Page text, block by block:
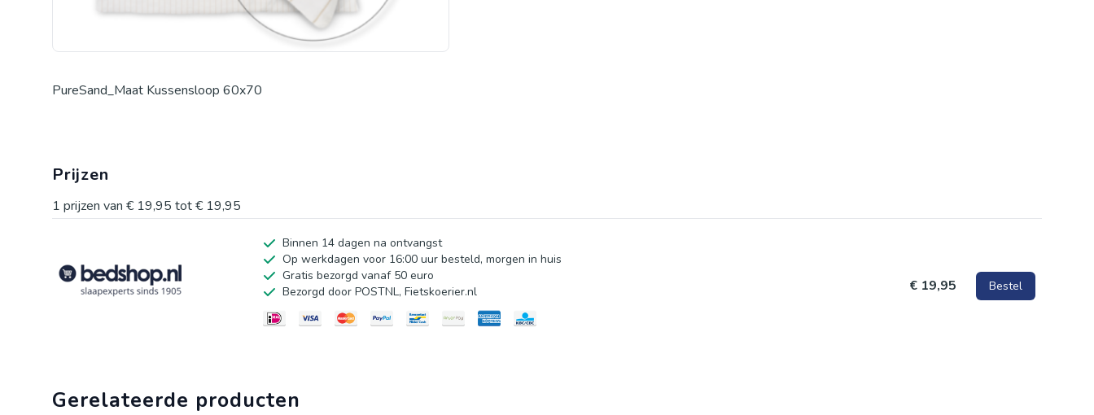
PureSand_Maat Kussensloop 60x70
Prijzen
1 prijzen van € 19,95 tot€ 19,95
Binnen 14 dagen na ontvangst
Op werkdagen voor 16:00 uur besteld, morgen in huis
Gratis bezorgd vanaf 50 euro
Bezorgd door POSTNL, Fietskoerier.nl
€ 19,95 Bestel
Gerelateerde producten